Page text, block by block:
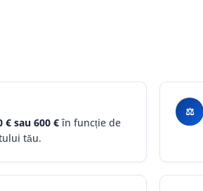
€ sau 600 €în funcție de
tău.
⚖